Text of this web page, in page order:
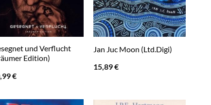
und Verflucht
Edition)
€
Jan Juc Moon (Ltd.Digi)
15,89€